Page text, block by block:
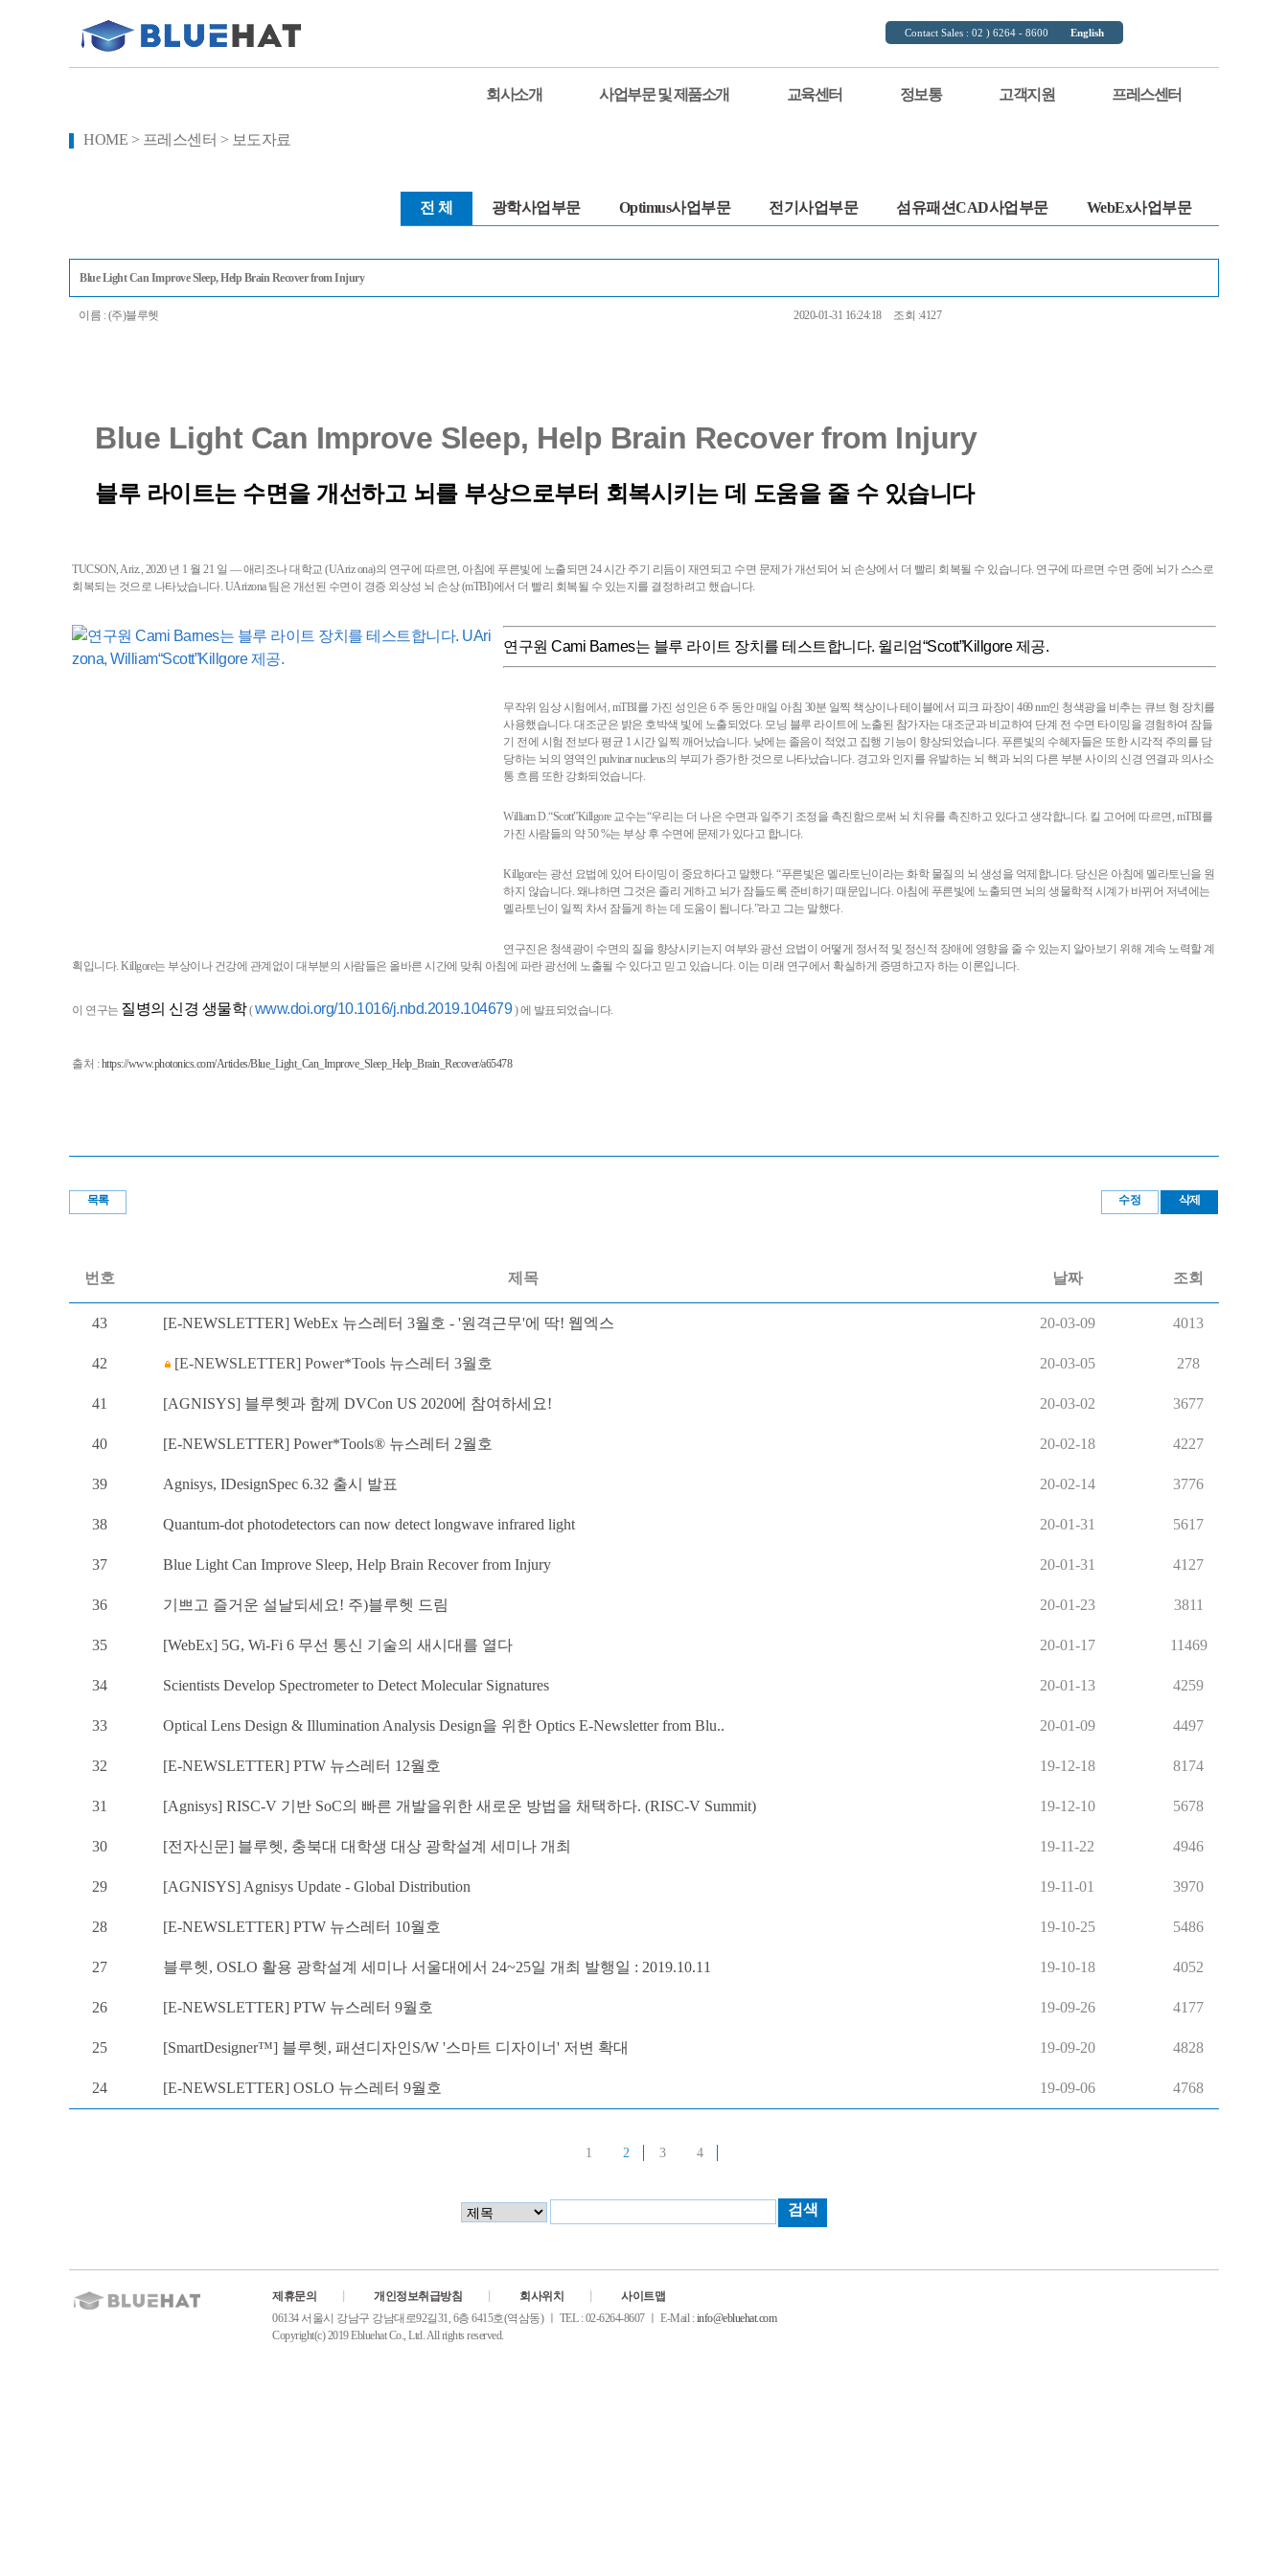
Contact Sales : 02 ) 6264 - 8600 English
회사소개 사업부문 및 제품소개 교육센터 정보통 고객지원 프레스센터
HOME > 프레스센터 > 보도자료
전 체 광학사업부문 Optimus사업부문 전기사업부문 섬유패션CAD사업부문 WebEx사업부문
Blue Light Can Improve Sleep, Help Brain Recover from Injury
이름 : (주)블루헷 2020-01-31 16:24:18 조회 :4127
Blue Light Can Improve Sleep, Help Brain Recover from Injury
블루 라이트는 수면을 개선하고 뇌를 부상으로부터 회복시키는 데 도움을 줄 수 있습니다
TUCSON, Ariz., 2020 년 1 월 21 일 — 애리조나 대학교 (UAriz ona)의 연구에 따르면, 아침에 푸른빛에 노출되면 24 시간 주기 리듬이 재연되고 수면 문제가 개선되어 뇌 손상에서 더 빨리 회복될 수 있습니다. 연구에 따르면 수면 중에 뇌가 스스로
회복되는 것으로 나타났습니다. UArizona 팀은 개선된 수면이 경증 외상성 뇌 손상 (mTBI)에서 더 빨리 회복될 수 있는지를 결정하려고 했습니다.
연구원 Cami Barnes는 블루 라이트 장치를 테스트합니다. 윌리엄“Scott”Killgore 제공.
무작위 임상 시험에서, mTBI를 가진 성인은 6 주 동안 매일 아침 30분 일찍 책상이나 테이블에서 피크 파장이 469 nm인 청색광을 비추는 큐브 형 장치를
사용했습니다. 대조군은 밝은 호박색 빛에 노출되었다. 모닝 블루 라이트에 노출된 참가자는 대조군과 비교하여 단계 전 수면 타이밍을 경험하여 잠들
기 전에 시험 전보다 평균 1 시간 일찍 깨어났습니다. 낮에는 졸음이 적었고 집행 기능이 향상되었습니다. 푸른빛의 수혜자들은 또한 시각적 주의를 담
당하는 뇌의 영역인 pulvinar nucleus의 부피가 증가한 것으로 나타났습니다. 경고와 인지를 유발하는 뇌 핵과 뇌의 다른 부분 사이의 신경 연결과 의사소
통 흐름 또한 강화되었습니다.
William D.“Scott”Killgore 교수는“우리는 더 나은 수면과 일주기 조정을 촉진함으로써 뇌 치유를 촉진하고 있다고 생각합니다. 킬 고어에 따르면, mTBI를
가진 사람들의 약 50 %는 부상 후 수면에 문제가 있다고 합니다.
Killgore는 광선 요법에 있어 타이밍이 중요하다고 말했다. “푸른빛은 멜라토닌이라는 화학 물질의 뇌 생성을 억제합니다. 당신은 아침에 멜라토닌을 원
하지 않습니다. 왜냐하면 그것은 졸리 게하고 뇌가 잠들도록 준비하기 때문입니다. 아침에 푸른빛에 노출되면 뇌의 생물학적 시계가 바뀌어 저녁에는
멜라토닌이 일찍 차서 잠들게 하는 데 도움이 됩니다.”라고 그는 말했다.
연구진은 청색광이 수면의 질을 향상시키는지 여부와 광선 요법이 어떻게 정서적 및 정신적 장애에 영향을 줄 수 있는지 알아보기 위해 계속 노력할 계
획입니다. Killgore는 부상이나 건강에 관계없이 대부분의 사람들은 올바른 시간에 맞춰 아침에 파란 광선에 노출될 수 있다고 믿고 있습니다. 이는 미래 연구에서 확실하게 증명하고자 하는 이론입니다.
이 연구는 질병의 신경 생물학(www.doi.org/10.1016/j.nbd.2019.104679) 에 발표되었습니다.
출처 :https://www.photonics.com/Articles/Blue_Light_Can_Improve_Sleep_Help_Brain_Recover/a65478
목록 수정 삭제
번호 제목 날짜 조회
43 [E-NEWSLETTER] WebEx 뉴스레터 3월호 - '원격근무'에 딱! 웹엑스 20-03-09 4013
42 [E-NEWSLETTER] Power*Tools 뉴스레터 3월호 20-03-05 278
41 [AGNISYS] 블루헷과 함께 DVCon US 2020에 참여하세요! 20-03-02 3677
40 [E-NEWSLETTER] Power*Tools® 뉴스레터 2월호 20-02-18 4227
39 Agnisys, IDesignSpec 6.32 출시 발표 20-02-14 3776
38 Quantum-dot photodetectors can now detect longwave infrared light 20-01-31 5617
37 Blue Light Can Improve Sleep, Help Brain Recover from Injury 20-01-31 4127
36 기쁘고 즐거운 설날되세요! 주)블루헷 드림 20-01-23 3811
35 [WebEx] 5G, Wi-Fi 6 무선 통신 기술의 새시대를 열다 20-01-17 11469
34 Scientists Develop Spectrometer to Detect Molecular Signatures 20-01-13 4259
33 Optical Lens Design & Illumination Analysis Design을 위한 Optics E-Newsletter from Blu.. 20-01-09 4497
32 [E-NEWSLETTER] PTW 뉴스레터 12월호 19-12-18 8174
31 [Agnisys] RISC-V 기반 SoC의 빠른 개발을위한 새로운 방법을 채택하다. (RISC-V Summit) 19-12-10 5678
30 [전자신문] 블루헷, 충북대 대학생 대상 광학설계 세미나 개최 19-11-22 4946
29 [AGNISYS] Agnisys Update - Global Distribution 19-11-01 3970
28 [E-NEWSLETTER] PTW 뉴스레터 10월호 19-10-25 5486
27 블루헷, OSLO 활용 광학설계 세미나 서울대에서 24~25일 개최 발행일 : 2019.10.11 19-10-18 4052
26 [E-NEWSLETTER] PTW 뉴스레터 9월호 19-09-26 4177
25 [SmartDesigner™] 블루헷, 패션디자인S/W '스마트 디자이너' 저변 확대 19-09-20 4828
24 [E-NEWSLETTER] OSLO 뉴스레터 9월호 19-09-06 4768
1 2 3 4
검색
제휴문의 개인정보취급방침 회사위치
사이트맵
06134 서울시 강남구 강남대로92길31, 6층 6415호(역삼동) ㅣ TEL : 02-6264-8607 ㅣ E-Mail :info@ebluehat.com
Copyright(c) 2019 Ebluehat Co., Ltd. All rights reserved.